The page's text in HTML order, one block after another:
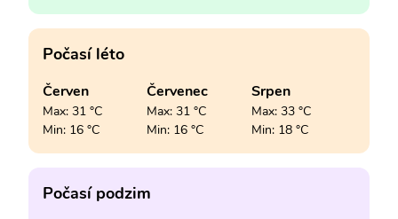
Počasí léto
Červen
Max: 31 °C
Min: 16 °C
Červenec
Max: 31 °C
Min: 16 °C
Srpen
Max: 33 °C
Min: 18 °C
Počasí podzim